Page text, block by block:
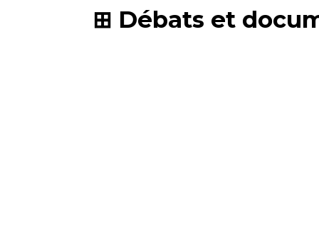
Débats et